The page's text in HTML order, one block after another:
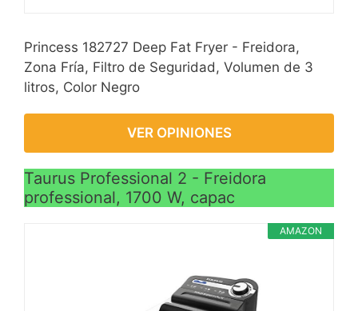
Princess 182727 Deep Fat Fryer - Freidora,
Zona Fría, Filtro de Seguridad, Volumen de 3
litros, Color Negro
VER OPINIONES
Taurus Professional 2 - Freidora
professional, 1700 W, capac
AMAZON